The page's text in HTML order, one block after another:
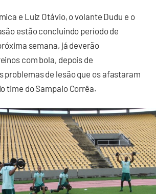
e Luiz Otávio, o volante Dudu e o
estão concluindo período de
semana, já deverão
com bola, depois de
problemas de lesão que os afastaram
time do Sampaio Corrêa.